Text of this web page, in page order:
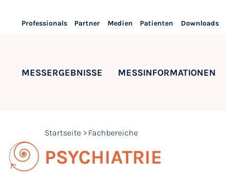
Professionals Partner Medien Patienten Downloads
MESSERGEBNISSE MESSINFORMATIONEN
Startseite Fachbereiche
PSYCHIATRIE